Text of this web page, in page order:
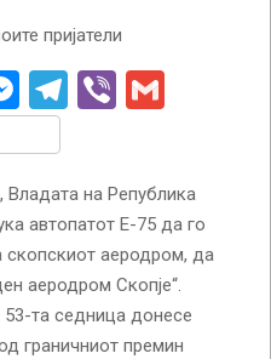
пријатели
Messenger
Telegram
Viber
на Република
автопатот Е-75 да го
скопскиот аеродром, да
аеродром Скопје“.
та седница донесе
граничниот премин